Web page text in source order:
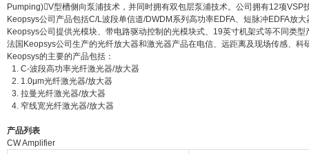
Pumping)V型槽侧向泵浦技术，并同时拥有双包层泵浦技术。公司拥有12项
Keopsys公司产品包括C/L波段单信道/DWDM系列高功率EDFA、短脉冲EDFA放
Keopsys公司提供光模块、带电路驱动控制的光模块式、19英寸机架式等不同类
法国Keopsys公司生产的光纤放大器和激光器产品在电信、远距离及现场传感、
Keopsys的主要的产品包括：
C-波段高功率光纤激光器/放大器
1.0μm光纤激光器/放大器
拉曼光纤激光器/放大器
窄线宽光纤激光器/放大器
产品列表
CW Amplifier